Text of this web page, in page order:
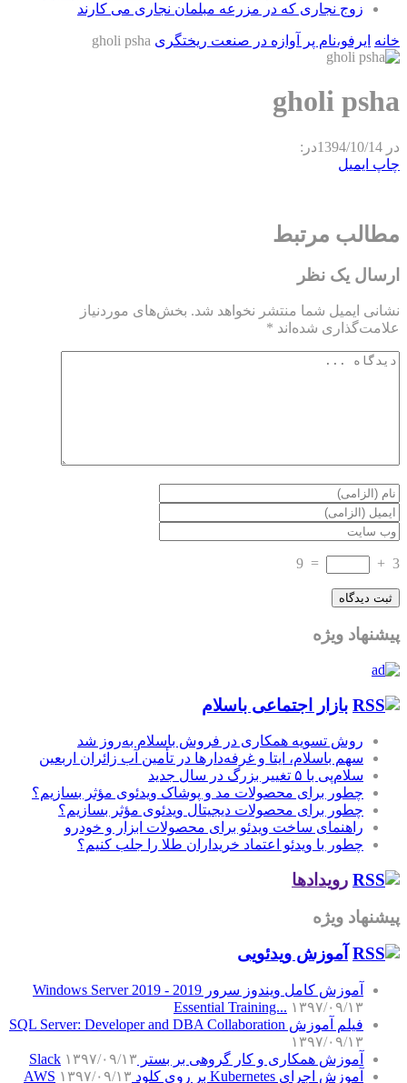
زوج نجاری که در مزرعه مبلمان نجاری می کارند
خانه ایرفو،نام پر آوازه در صنعت ریختگری gholi psha
gholi psha
در 1394/10/14در:
چاپ ایمیل
مطالب مرتبط
ارسال یک نظر
نشانی ایمیل شما منتشر نخواهد شد. بخش‌های موردنیاز
علامت‌گذاری شده‌اند *
3
+
=
9
پیشنهاد ویژه
بازار اجتماعی باسلام
روش تسویه همکاری در فروش باسلام به‌روز شد
سهم باسلام، ایتا و غرفه‌دارها در تأمین آب زائران اربعین
سلام‌پی با ۵ تغییر بزرگ در سال جدید
چطور برای محصولات مد و پوشاک ویدئوی مؤثر بسازیم؟
چطور برای محصولات دیجیتال ویدئوی مؤثر بسازیم؟
راهنمای ساخت ویدئو برای محصولات ابزار و خودرو
چطور با ویدئو اعتماد خریداران طلا را جلب کنیم؟
رویدادها
پیشنهاد ویژه
آموزش‌ ویدئویی
آموزش کامل ویندوز سرور 2019 - Windows Server 2019
Essential Training... ۱۳۹۷/۰۹/۱۳
فیلم آموزش SQL Server: Developer and DBA Collaboration
۱۳۹۷/۰۹/۱۳
آموزش همکاری و کار گروهی بر بستر Slack ۱۳۹۷/۰۹/۱۳
آموزش اجرای Kubernetes بر روی کلود AWS
۱۳۹۷/۰۹/۱۳